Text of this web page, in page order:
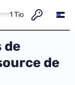
1 Tio
de
de